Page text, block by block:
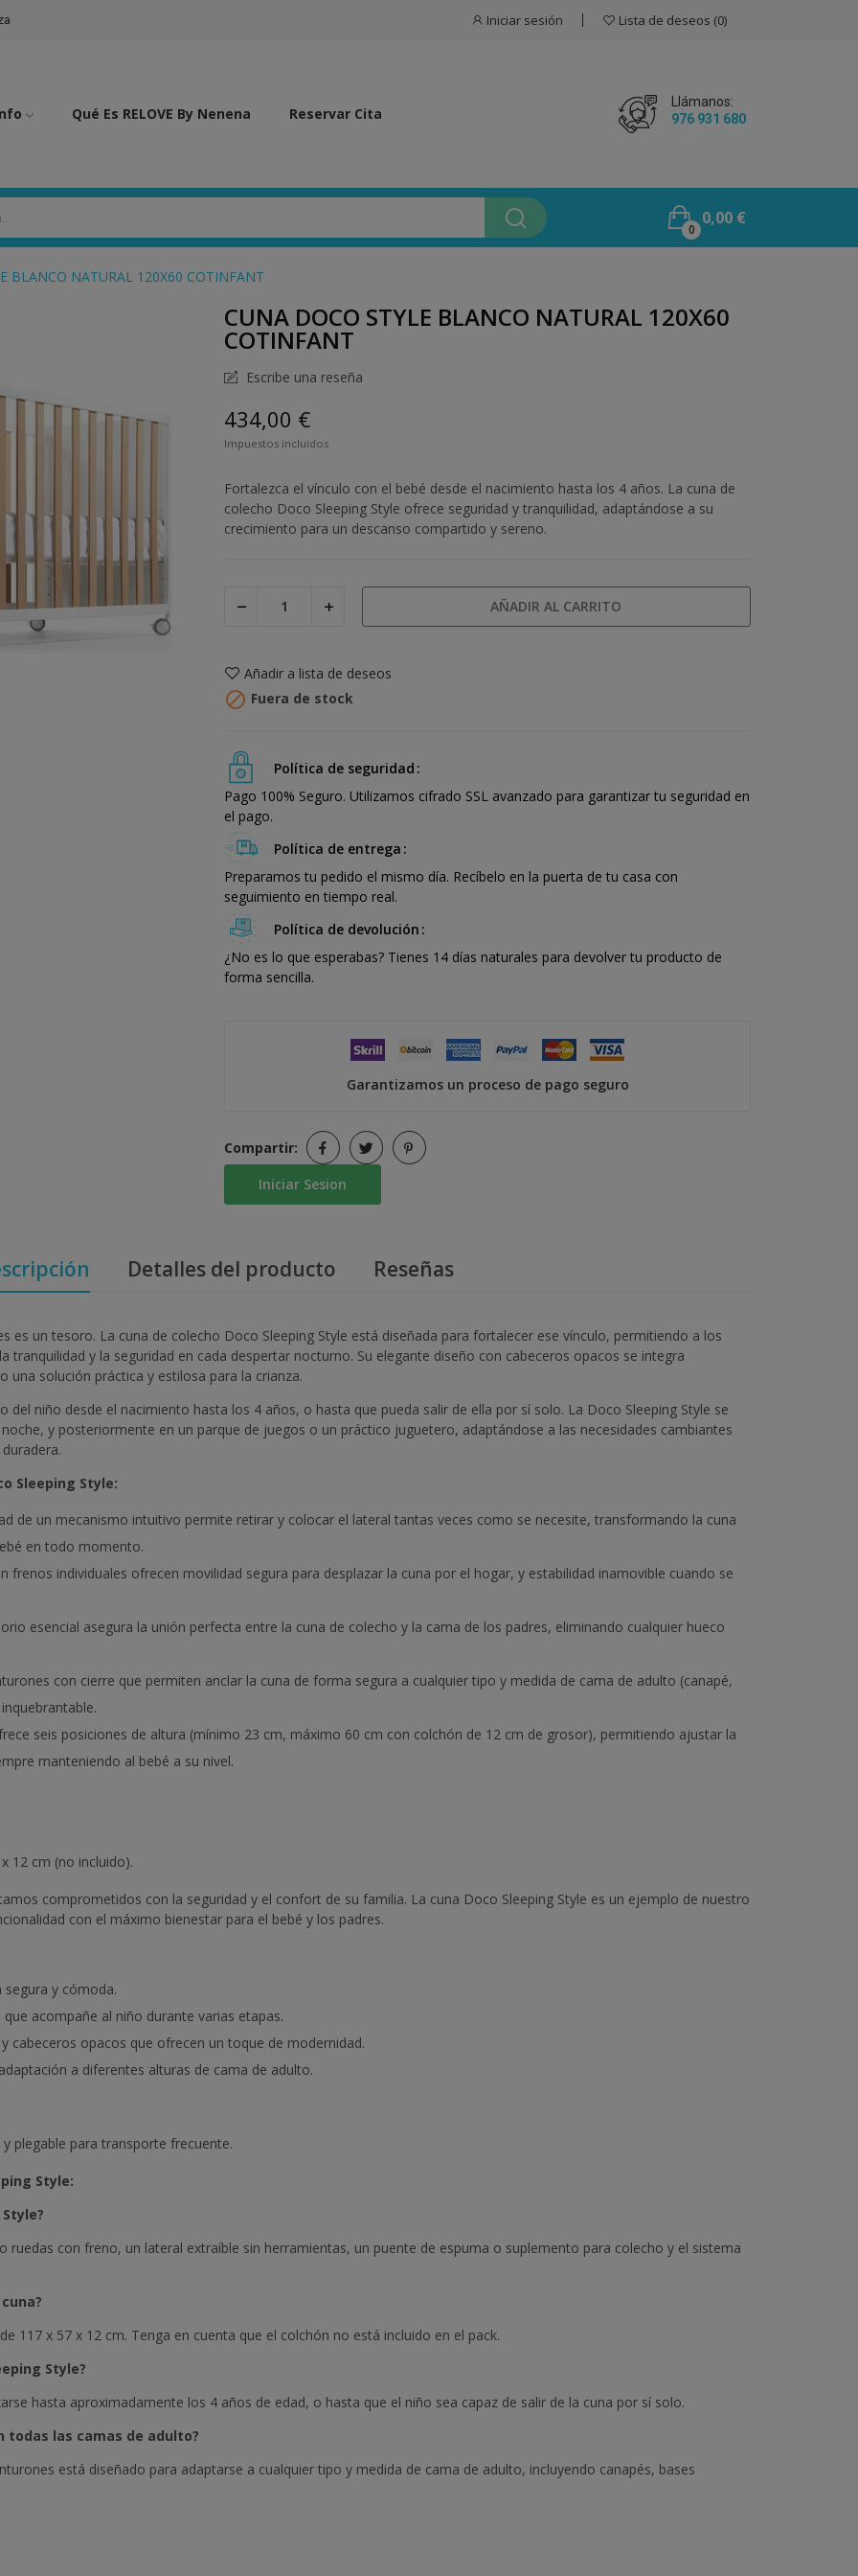
Iniciar sesión Lista de deseos 0
Qué Es RELOVE By Nenena Reservar Cita
Llámanos:
976 931 680
0,00 €
0
BLANCO NATURAL 120X60 COTINFANT
CUNA DOCO STYLE BLANCO NATURAL 120X60
COTINFANT
Escribe una reseña
434,00 €
Impuestos incluidos
Fortalezca el vínculo con el bebé desde el nacimiento hasta los 4 años. La cuna de
colecho Doco Sleeping Style ofrece seguridad y tranquilidad, adaptándose a su
crecimiento para un descanso compartido y sereno.
AÑADIR AL CARRITO
Añadir a lista de deseos
 Fuera de stock
Política de seguridad
Pago 100% Seguro. Utilizamos cifrado SSL avanzado para garantizar tu seguridad en
el pago.
Política de entrega
Preparamos tu pedido el mismo día. Recíbelo en la puerta de tu casa con
seguimiento en tiempo real.
Política de devolución
¿No es lo que esperabas? Tienes 14 días naturales para devolver tu producto de
forma sencilla.
Garantizamos un proceso de pago seguro
Compartir:
Iniciar Sesion
Detalles del producto Reseñas
es un tesoro. La cuna de colecho Doco Sleeping Style está diseñada para fortalecer ese vínculo, permitiendo a los
y la seguridad en cada despertar nocturno. Su elegante diseño con cabeceros opacos se integra
solución práctica y estilosa para la crianza.
niño desde el nacimiento hasta los 4 años, o hasta que pueda salir de ella por sí solo. La Doco Sleeping Style se
y posteriormente en un parque de juegos o un práctico juguetero, adaptándose a las necesidades cambiantes
Sleeping Style:
de un mecanismo intuitivo permite retirar y colocar el lateral tantas veces como se necesite, transformando la cuna
en todo momento.
frenos individuales ofrecen movilidad segura para desplazar la cuna por el hogar, y estabilidad inamovible cuando se
esencial asegura la unión perfecta entre la cuna de colecho y la cama de los padres, eliminando cualquier hueco
con cierre que permiten anclar la cuna de forma segura a cualquier tipo y medida de cama de adulto (canapé,
seis posiciones de altura (mínimo 23 cm, máximo 60 cm con colchón de 12 cm de grosor), permitiendo ajustar la
manteniendo al bebé a su nivel.
12 cm (no incluido).
comprometidos con la seguridad y el confort de su familia. La cuna Doco Sleeping Style es un ejemplo de nuestro
con el máximo bienestar para el bebé y los padres.
y cómoda.
acompañe al niño durante varias etapas.
cabeceros opacos que ofrecen un toque de modernidad.
a diferentes alturas de cama de adulto.
plegable para transporte frecuente.
Style:
ruedas con freno, un lateral extraíble sin herramientas, un puente de espuma o suplemento para colecho y el sistema
117 x 57 x 12 cm. Tenga en cuenta que el colchón no está incluido en el pack.
Style?
hasta aproximadamente los 4 años de edad, o hasta que el niño sea capaz de salir de la cuna por sí solo.
todas las camas de adulto?
está diseñado para adaptarse a cualquier tipo y medida de cama de adulto, incluyendo canapés, bases